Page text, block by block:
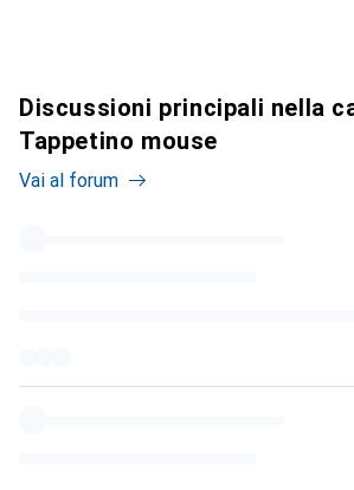
Discussioni principali nella
Tappetino mouse
Vai al forum